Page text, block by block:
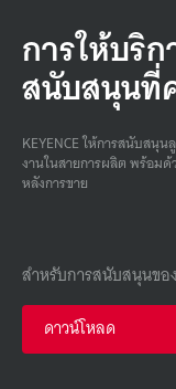
การให้บริ
สนับสนุนที่
KEYENCE ให้การสนับสนุ
งานในสายการผลิต พร้อม
หลังการขาย
สำหรับการสนับสนุนข
ดาวน์โหลด